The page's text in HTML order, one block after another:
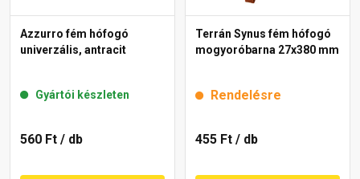
Azzurro fém hófogó
univerzális, antracit
Gyártói készleten
560 Ft / db
Terrán Synus fém hófogó
mogyoróbarna 27x380 mm
Rendelésre
455 Ft / db